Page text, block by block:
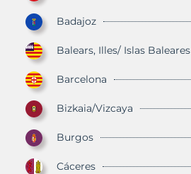
Badajoz
Balears, Illes/ Islas Baleares
Barcelona
Bizkaia/Vizcaya
Burgos
Cáceres